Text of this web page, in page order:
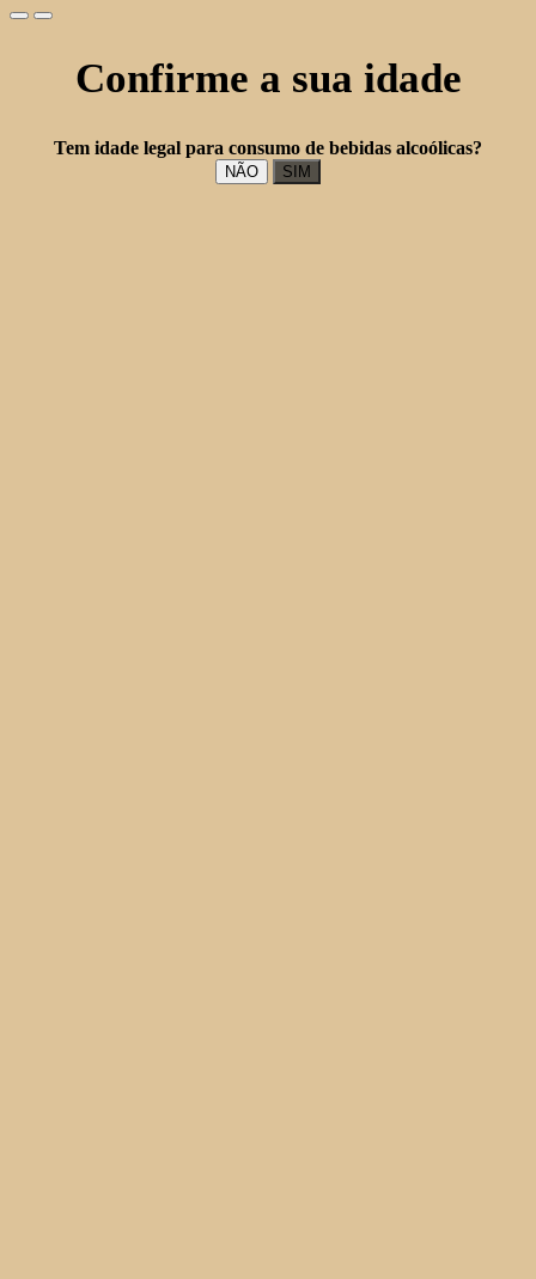
Confirme a sua idade
Tem idade legal para consumo de bebidas alcoólicas?
NÃO SIM